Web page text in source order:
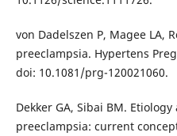
von Dadelszen P, Magee LA,
preeclampsia. Hypertens
doi: 10.1081/prg-120021060.
Dekker GA, Sibai BM.
preeclampsia: current